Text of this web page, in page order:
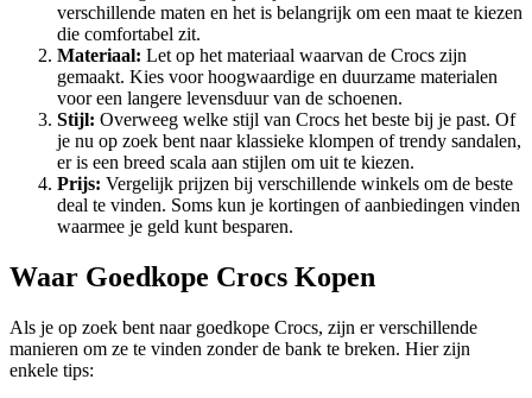
verschillende maten en het is belangrijk om een maat te kiezen
die comfortabel zit.
Materiaal: Let op het materiaal waarvan de Crocs zijn
gemaakt. Kies voor hoogwaardige en duurzame materialen
voor een langere levensduur van de schoenen.
Stijl: Overweeg welke stijl van Crocs het beste bij je past. Of
je nu op zoek bent naar klassieke klompen of trendy sandalen,
er is een breed scala aan stijlen om uit te kiezen.
Prijs: Vergelijk prijzen bij verschillende winkels om de beste
deal te vinden. Soms kun je kortingen of aanbiedingen vinden
waarmee je geld kunt besparen.
Waar Goedkope Crocs Kopen
Als je op zoek bent naar goedkope Crocs, zijn er verschillende
manieren om ze te vinden zonder de bank te breken. Hier zijn
enkele tips: